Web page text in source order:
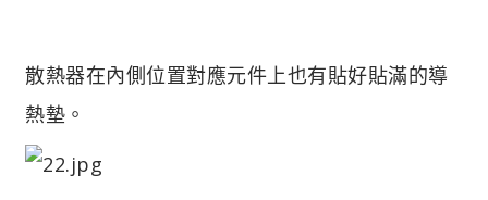
散熱器在內側位置對應元件上也有貼好貼滿的導
熱墊。